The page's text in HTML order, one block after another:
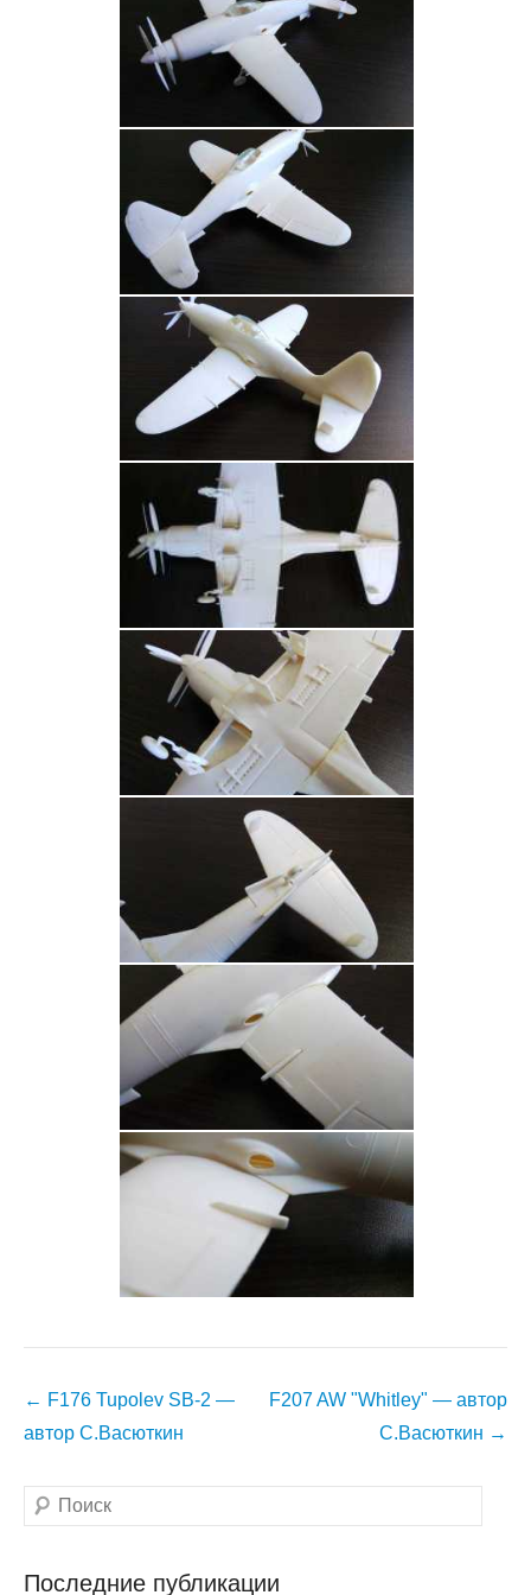
Навигация
по
← F176 Tupolev SB-2 —
автор С.Васюткин
F207 AW "Whitley" — автор
С.Васюткин →
Поиск
Последние публикации